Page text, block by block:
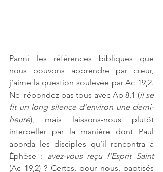
Parmi les références bibliques que
nous pouvons apprendre par cœur,
j’aime la question soulevée par Ac 19,2.
Ne  répondez pas tous avec Ap 8,1 (il se
fit un long silence d’environ une demi-
heure), mais laissons-nous plutôt
interpeller par la manière dont Paul
aborda les disciples qu’il rencontra à
Éphèse : avez-vous reçu l’Esprit Saint
(Ac 19,2) ? Certes, pour nous, baptisés